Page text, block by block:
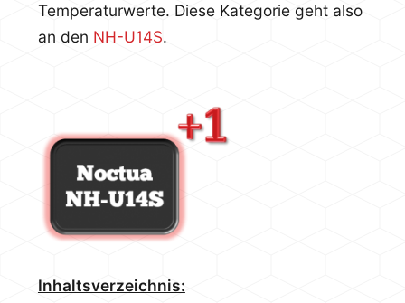
Temperaturwerte. Diese Kategorie geht also
an den NH-U14S.
Inhaltsverzeichnis: